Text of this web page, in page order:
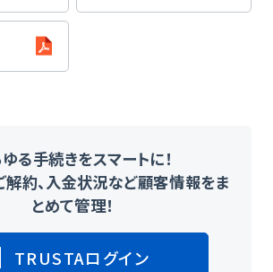
る手続きをスマートに！
約、入金状況など顧客情報をま
とめて管理！
TRUSTAログイン